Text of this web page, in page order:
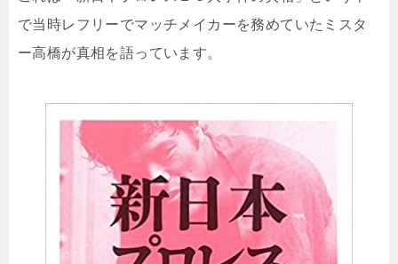
で当時レフリーでマッチメイカーを務めていたミスタ
ー高橋が真相を語っています。